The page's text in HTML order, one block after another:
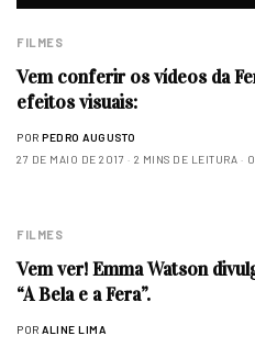
FILMES
Vem conferir os vídeos da
efeitos visuais:
POR PEDRO AUGUSTO
27 DE MAIO DE 2017
2 MINS DE LEITURA
FILMES
Vem ver! Emma Watson
“A Bela e a Fera”.
POR ALINE LIMA